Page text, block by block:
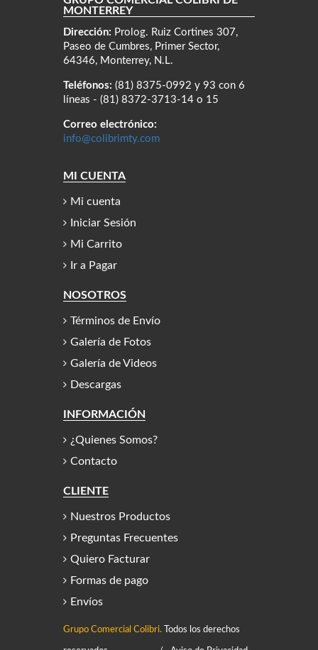
MONTERREY
Dirección: Prolog. Ruiz Cortines 307,
Paseo de Cumbres, Primer Sector,
64346, Monterrey, N.L.
Teléfonos: (81) 8375-0992 y 93 con 6
líneas - (81) 8372-3713-14 o 15
Correo electrónico:
info@colibrimty.com
MI CUENTA
Mi cuenta
Iniciar Sesión
Mi Carrito
Ir a Pagar
NOSOTROS
Términos de Envío
Galería de Fotos
Galería de Videos
Descargas
INFORMACIÓN
¿Quienes Somos?
Contacto
CLIENTE
Nuestros Productos
Preguntas Frecuentes
Quiero Facturar
Formas de pago
Envíos
Grupo Comercial Colibri. Todos los derechos